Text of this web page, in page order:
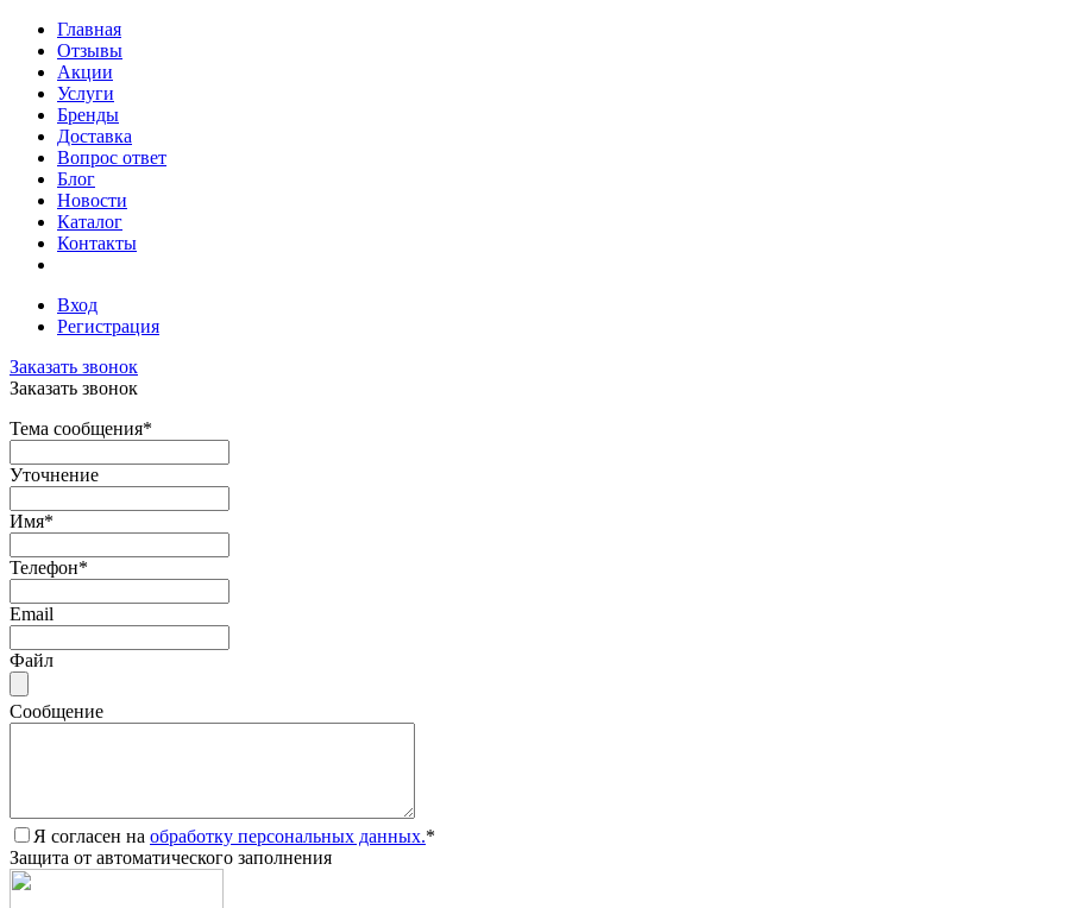
Главная
Отзывы
Акции
Услуги
Бренды
Доставка
Вопрос ответ
Блог
Новости
Каталог
Контакты
Вход
Регистрация
Заказать звонок
Заказать звонок
Тема сообщения*
Уточнение
Имя*
Телефон*
Email
Файл
Сообщение
Я согласен на обработку персональных данных.*
Защита от автоматического заполнения